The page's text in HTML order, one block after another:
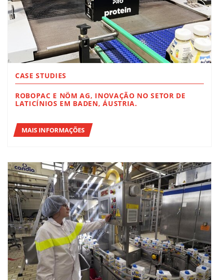
CASE STUDIES
ROBOPAC E NÖM AG, INOVAÇÃO NO SETOR DE
LATICÍNIOS EM BADEN, ÁUSTRIA.
MAIS INFORMAÇÕES